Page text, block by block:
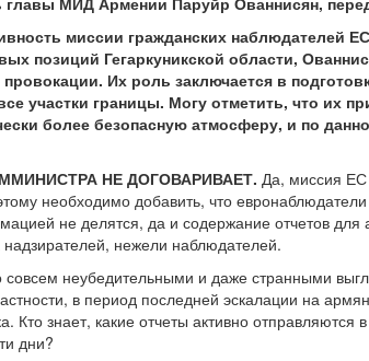
миссии гражданских наблюдателей
позиций Гегаркуникской области,
провокации. Их роль заключается в
участки границы. Могу отметить, что их
более безопасную атмосферу, и по
НЕ ДОГОВАРИВАЕТ. Да, миссия ЕС
необходимо добавить, что
не делятся, да и содержание отчетов
нежели наблюдателей.
совсем неубедительными и даже странными
в период последней эскалации на
Кто знает, какие отчеты активно
дни?